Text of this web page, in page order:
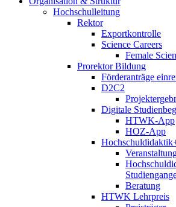
Hochschulleitung
Rektor
Exportkontrolle
Science Careers
Female
Prorektor Bildung
Förderanträge
D2C2
Digitale
HTWK-App
HOZ-App
Beratung
HTWK Lehrpreis